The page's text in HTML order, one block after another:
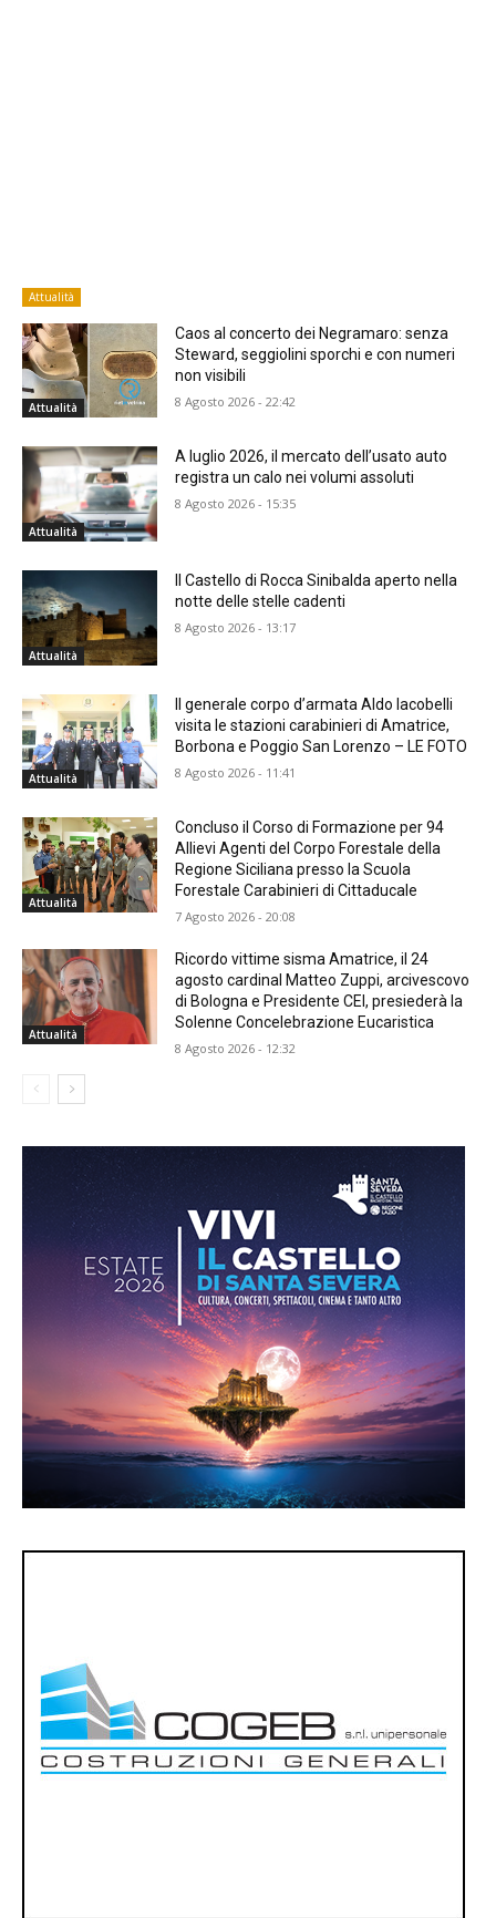
Attualità
Attualità
Caos al concerto dei Negramaro: senza
Steward, seggiolini sporchi e con numeri
non visibili
8 Agosto 2026 - 22:42
Attualità
A luglio 2026, il mercato dell’usato auto
registra un calo nei volumi assoluti
8 Agosto 2026 - 15:35
Attualità
Il Castello di Rocca Sinibalda aperto nella
notte delle stelle cadenti
8 Agosto 2026 - 13:17
Attualità
Il generale corpo d’armata Aldo Iacobelli
visita le stazioni carabinieri di Amatrice,
Borbona e Poggio San Lorenzo – LE FOTO
8 Agosto 2026 - 11:41
Attualità
Concluso il Corso di Formazione per 94
Allievi Agenti del Corpo Forestale della
Regione Siciliana presso la Scuola
Forestale Carabinieri di Cittaducale
7 Agosto 2026 - 20:08
Attualità
Ricordo vittime sisma Amatrice, il 24
agosto cardinal Matteo Zuppi, arcivescovo
di Bologna e Presidente CEI, presiederà la
Solenne Concelebrazione Eucaristica
8 Agosto 2026 - 12:32